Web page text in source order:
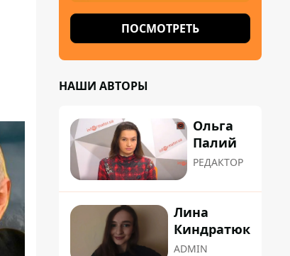
ПОСМОТРЕТЬ
НАШИ АВТОРЫ
Ольга
Палий
РЕДАКТОР
Лина
Киндратюк
ADMIN